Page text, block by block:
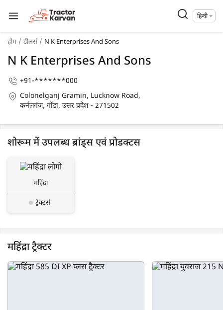
हिन्दी
होम डीलर्स N K Enterprises And Sons
N K Enterprises And Sons
+91-*******000
Colonelganj Gramin, Lucknow Road,
कर्नलगंज, गोंडा, उत्तर प्रदेश - 271502
शोरूम में उपलब्ध ब्रांड्स एवं प्रोडक्टस
महिंद्रा
ट्रैक्टर्स
महिंद्रा ट्रैक्टर